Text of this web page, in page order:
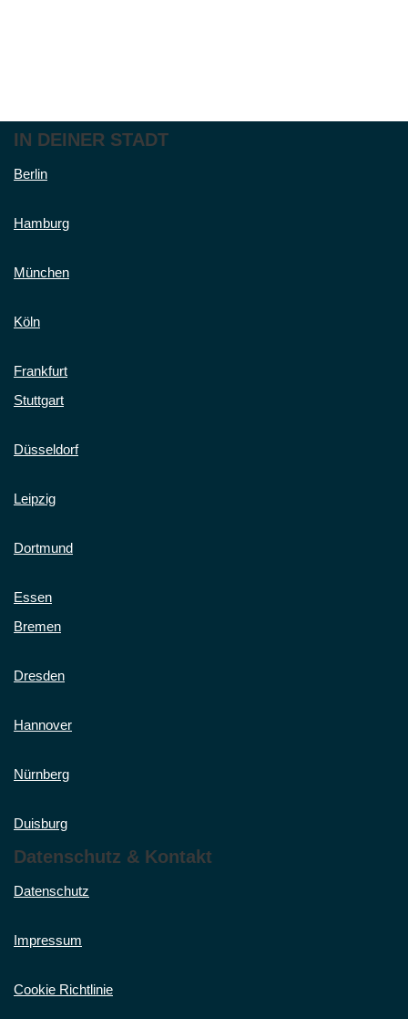
IN DEINER STADT
Berlin
Hamburg
München
Köln
Frankfurt
Stuttgart
Düsseldorf
Leipzig
Dortmund
Essen
Bremen
Dresden
Hannover
Nürnberg
Duisburg
Datenschutz & Kontakt
Datenschutz
Impressum
Cookie Richtlinie